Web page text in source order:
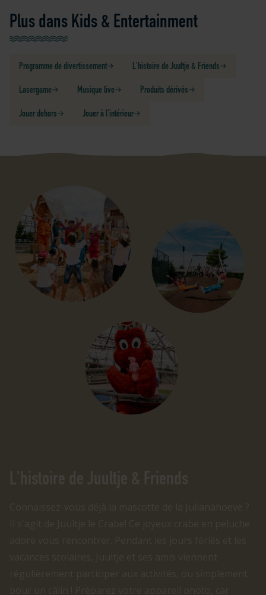
Plus dans Kids & Entertainment
Programme de divertissement L'histoire de Juultje & Friends
Lasergame Musique live Produits dérivés
Jouer dehors Jouer à l'intérieur